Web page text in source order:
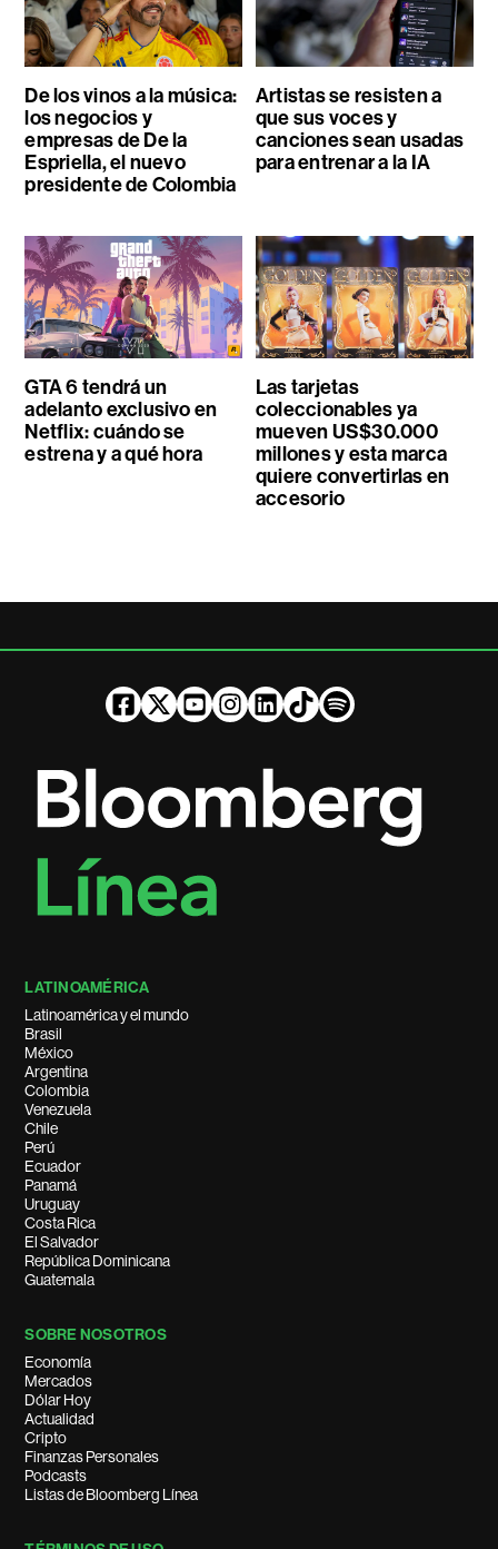
De los vinos a la música:
los negocios y
empresas de De la
Espriella, el nuevo
presidente de Colombia
Artistas se resisten a
que sus voces y
canciones sean usadas
para entrenar a la IA
GTA 6 tendrá un
adelanto exclusivo en
Netflix: cuándo se
estrena y a qué hora
Las tarjetas
coleccionables ya
mueven US$30.000
millones y esta marca
quiere convertirlas en
accesorio
LATINOAMÉRICA
Latinoamérica y el mundo
Brasil
México
Argentina
Colombia
Venezuela
Chile
Perú
Ecuador
Panamá
Uruguay
Costa Rica
El Salvador
República Dominicana
Guatemala
SOBRE NOSOTROS
Economía
Mercados
Dólar Hoy
Actualidad
Cripto
Finanzas Personales
Podcasts
Listas de Bloomberg Línea